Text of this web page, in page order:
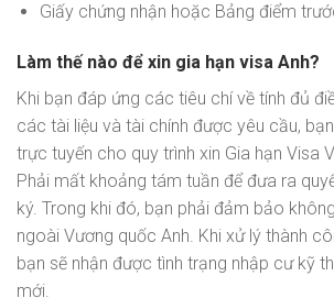
Giấy chứng nhận hoặc Bảng điểm
Làm thế nào để xin gia hạn visa Anh?
Khi bạn đáp ứng các tiêu chí về tính đủ
các tài liệu và tài chính được yêu cầu,
trực tuyến cho quy trình xin Gia hạn Visa
Phải mất khoảng tám tuần để đưa ra
ký. Trong khi đó, bạn phải đảm bảo
ngoài Vương quốc Anh. Khi xử lý thành
bạn sẽ nhận được tình trạng nhập cư kỹ
mới.